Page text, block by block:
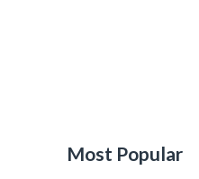
Most Popular